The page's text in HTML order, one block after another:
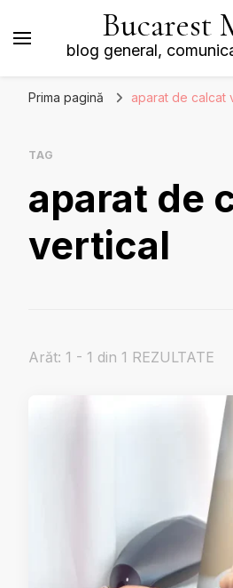
Bucarest
blog general,
Prima pagină aparat de calcat
TAG
aparat de
vertical
Arăt: 1 - 1 din 1 REZULTATE